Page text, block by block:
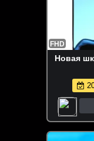
FHD
Новая